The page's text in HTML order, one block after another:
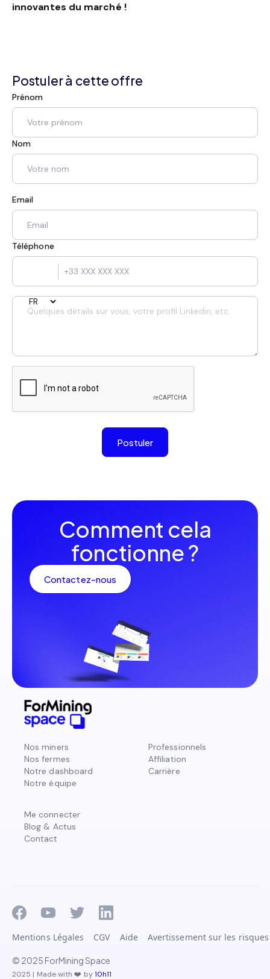
innovantes du marché !
Postuler à cette offre
Prénom
Nom
Email
Téléphone
Comment cela
fonctionne ?
Contactez-nous
Nos miners
Nos fermes
Notre dashboard
Notre équipe
Professionnels
Affiliation
Carrière
Me connecter
Blog & Actus
Contact
© 2025 ForMining Space
Mentions Légales CGV Aide Avertissement sur les risques
2025 | Made with ❤️ by10h11